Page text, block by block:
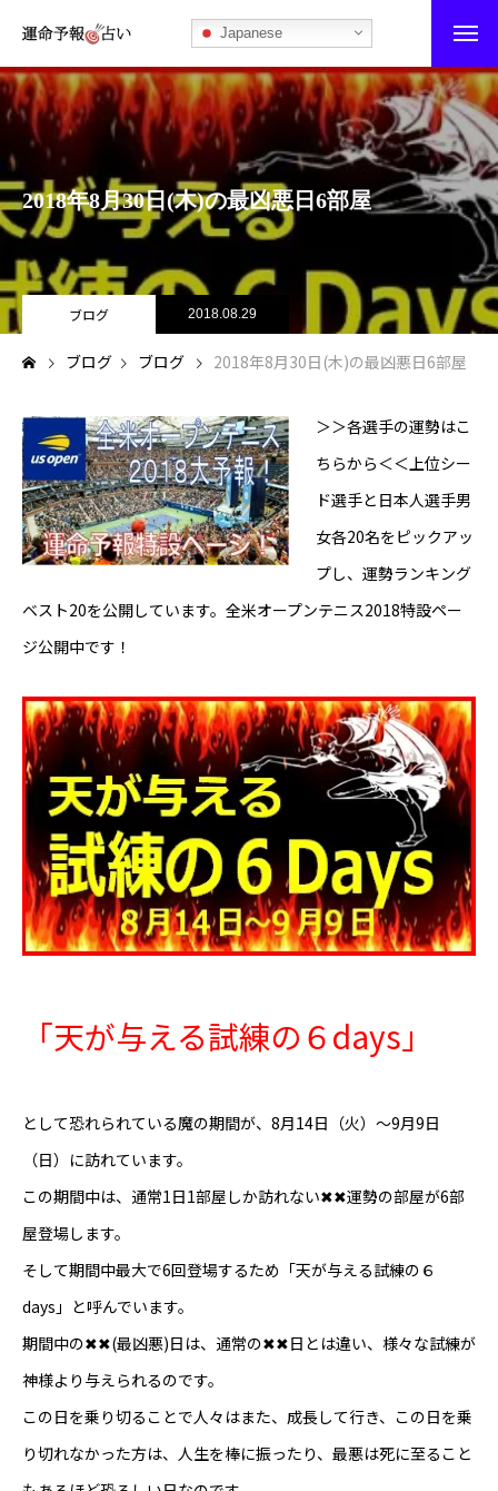
Japanese
運命予報占い
運命予報占いとは
あなたの所属部屋を探そう！
最恐の相性占い
秘伝公開！吉凶カレンダー
記事カテゴリー
ブログ
お知らせ
芸能界
スポーツ
競馬
社会
テニス四大大会・五輪
テニス四大大会・五輪
鑑定及び出演依頼
Online Store
2018年8月30日(木)の最凶悪日6部屋
ブログ 2018.08.29
ブログ ブログ 2018年8月30日(木)の最凶悪日6部屋
＞＞各選手の運勢はこ
ちらから＜＜上位シー
ド選手と日本人選手男
女各20名をピックアッ
プし、運勢ランキング
ベスト20を公開しています。全米オープンテニス2018特設ペー
ジ公開中です！
「天が与える試練の６days」
として恐れられている魔の期間が、8月14日（火）～9月9日
（日）に訪れています。
この期間中は、通常1日1部屋しか訪れない✖✖運勢の部屋が6部
屋登場します。
そして期間中最大で6回登場するため「天が与える試練の６
days」と呼んでいます。
期間中の✖✖(最凶悪)日は、通常の✖✖日とは違い、様々な試練が
神様より与えられるのです。
この日を乗り切ることで人々はまた、成長して行き、この日を乗
り切れなかった方は、人生を棒に振ったり、最悪は死に至ること